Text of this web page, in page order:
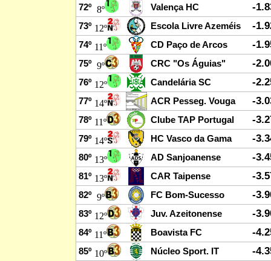
72º 8º Valença HC -
73º 12º Escola Livre Azeméis -
74º 11º CD Paço de Arcos -
75º 9º CRC "Os Águias" -
76º 12º Candelária SC -
77º 14º ACR Pesseg. Vouga -
78º 11º Clube TAP Portugal -
79º 14º HC Vasco da Gama -
80º 13º AD Sanjoanense -
81º 13º CAR Taipense -
82º 9º FC Bom-Sucesso -
83º 12º Juv. Azeitonense -
84º 11º Boavista FC -
85º 10º Núcleo Sport. IT -